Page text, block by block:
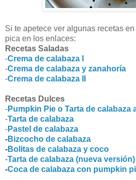
Si te apetece ver algunas recetas
pica en los enlaces:
Recetas Saladas
-Crema de calabaza I
-Crema de calabaza y zanahoría
-Crema de calabaza II
Recetas Dulces
-Pumpkin Pie o Tarta de calabaza
-Tarta de calabaza
-Pastel de calabaza
-Bizcocho de calabaza
-Bolitas de calabaza y coco
-Tarta de calabaza (nueva versión)
-Coca de calabaza con pumpkin